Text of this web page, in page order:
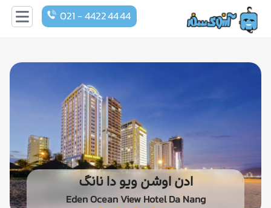
021 - 4422 44 44
ادن اوشن ویو دا نانگ
Eden Ocean View Hotel Da Nang